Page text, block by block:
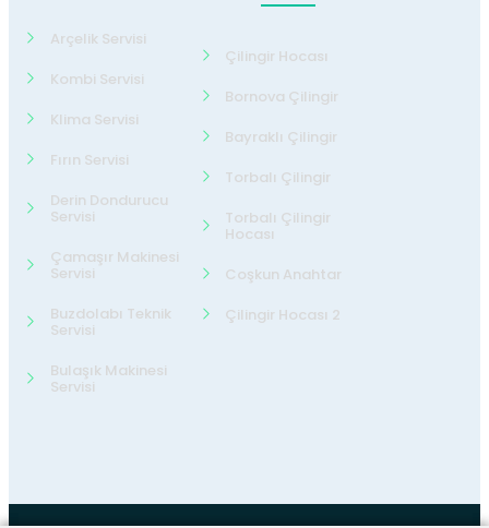
Arçelik Servisi
Kombi Servisi
Klima Servisi
Fırın Servisi
Derin Dondurucu
Servisi
Çamaşır Makinesi
Servisi
Buzdolabı Teknik
Servisi
Bulaşık Makinesi
Servisi
Çilingir Hocası
Bornova Çilingir
Bayraklı Çilingir
Torbalı Çilingir
Torbalı Çilingir
Hocası
Coşkun Anahtar
Çilingir Hocası 2